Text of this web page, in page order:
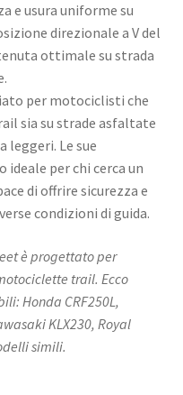
e usura uniforme su
direzionale a V del
ottimale su strada
per motociclisti che
sia su strade asfaltate
leggeri. Le sue
per chi cerca un
di offrire sicurezza e
condizioni di guida.
è progettato per
trail. Ecco
Honda CRF250L,
KLX230, Royal
simili.​